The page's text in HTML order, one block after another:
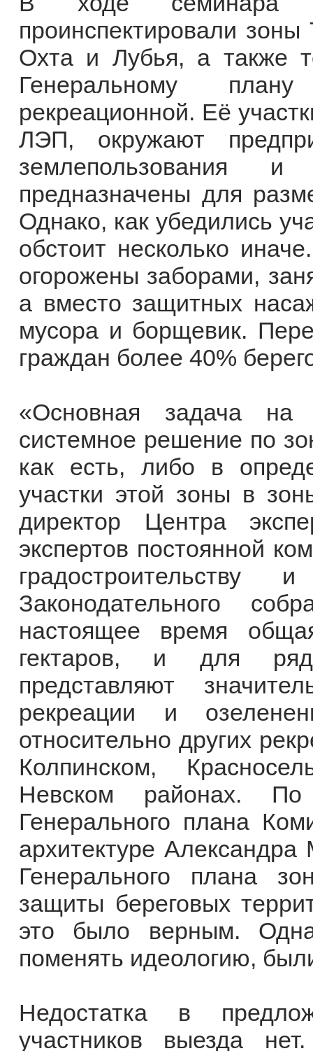
проинспектировали
Охта и Лубья, а также
Генеральному
рекреационной. Её
ЛЭП, окружают
землепользования
предназначены для
Однако, как убедились
обстоит несколько
огорожены заборами,
а вместо защитных
мусора и борщевик.
граждан более 40%
«Основная задача на
системное решение по
как есть, либо в
участки этой зоны в
директор Центра
экспертов постоянной
градостроительству
Законодательного
настоящее время
гектаров, и для
представляют
рекреации и
относительно других
Колпинском,
Невском районах.
Генерального плана
архитектуре
Генерального плана
защиты береговых
это было верным.
поменять идеологию,
Недостатка в
участников выезда